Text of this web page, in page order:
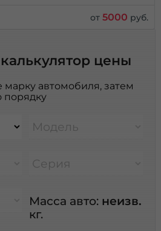
от5000 руб.
цены
марку автомобиля, затем
порядку
Модель
Серия
Масса авто: неизв.
кг.